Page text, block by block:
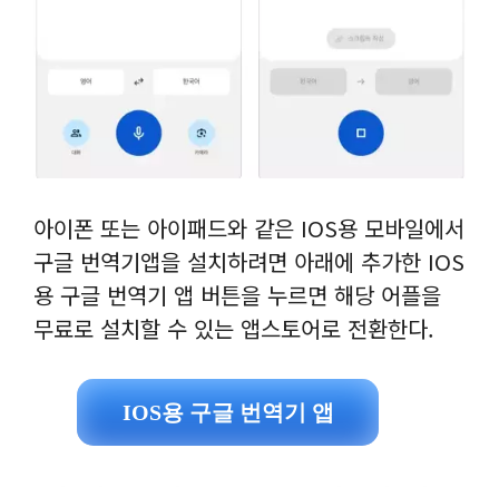
아이폰 또는 아이패드와 같은 IOS용 모바일에서
구글 번역기앱을 설치하려면 아래에 추가한 IOS
용 구글 번역기 앱 버튼을 누르면 해당 어플을
무료로 설치할 수 있는 앱스토어로 전환한다.
IOS용 구글 번역기 앱